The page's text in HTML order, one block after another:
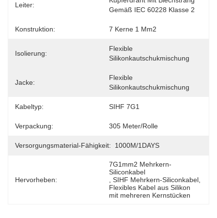
Leiter:
Gemäß IEC 60228 Klasse 2
Konstruktion: 7 Kerne 1 Mm2
Isolierung:
Flexible
Silikonkautschukmischung
Jacke:
Flexible
Silikonkautschukmischung
Kabeltyp: SIHF 7G1
Verpackung: 305 Meter/Rolle
Versorgungsmaterial-Fähigkeit: 1000M/1DAYS
Hervorheben:
7G1mm2 Mehrkern-
Siliconkabel
SIHF Mehrkern-Siliconkabel
Flexibles Kabel aus Silikon
mit mehreren Kernstücken